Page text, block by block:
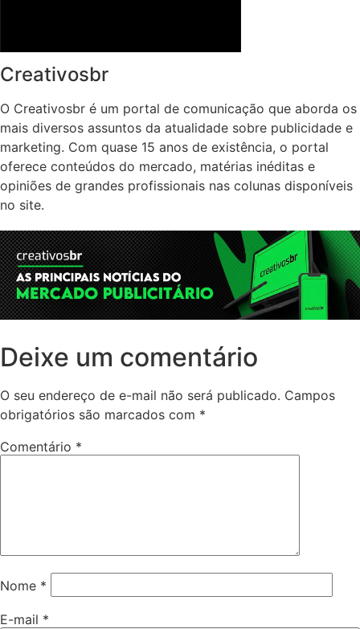
Creativosbr
O Creativosbr é um portal de comunicação que aborda os
mais diversos assuntos da atualidade sobre publicidade e
marketing. Com quase 15 anos de existência, o portal
oferece conteúdos do mercado, matérias inéditas e
opiniões de grandes profissionais nas colunas disponíveis
no site.
Deixe um comentário
O seu endereço de e-mail não será publicado. Campos
obrigatórios são marcados com *
Comentário *
Nome *
E-mail *